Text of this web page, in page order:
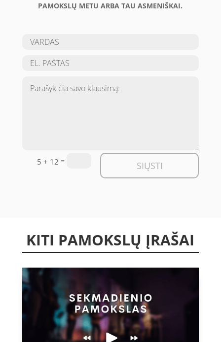
PAMOKSLŲ METU ARBA TAU ASMENIŠKAI.
5 + 12 = SIŲSTI
KITI PAMOKSLŲ ĮRAŠAI